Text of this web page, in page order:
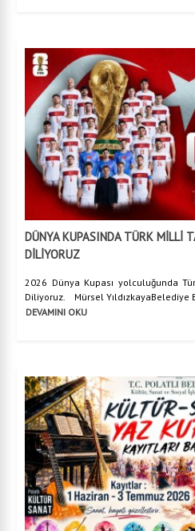
DÜNYA KUPASINDA TÜRK MİLLİ
DİLİYORUZ
2026 Dünya Kupası yolculuğunda
Diliyoruz. Mürsel YıldızkayaBelediye
DEVAMINI OKU